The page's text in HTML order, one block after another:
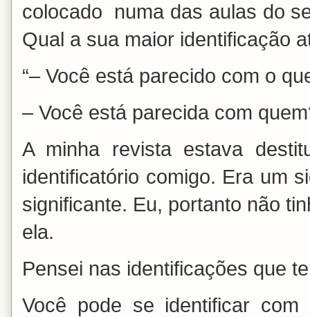
colocado numa das aulas do
Qual a sua maior identificação
“– Você está parecido com o
– Você está parecida com
A minha revista estava
identificatório comigo. Era um
significante. Eu, portanto não
ela.
Pensei nas identificações que
Você pode se identificar